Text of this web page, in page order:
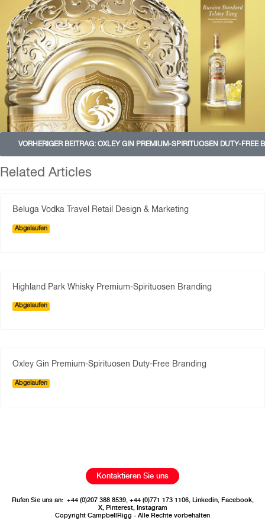
VORHERIGER BEITRAG: OXLEY GIN PREMIUM-SPIRITUOSEN DUTY-FREE
Related Articles
Beluga Vodka Travel Retail Design & Marketing
Abgelaufen
Highland Park Whisky Premium-Spirituosen Branding
Abgelaufen
Oxley Gin Premium-Spirituosen Duty-Free Branding
Abgelaufen
Kontaktieren Sie uns
Rufen Sie uns an: +44 (0)207 388 8539, +44 (0)771 173 1106, Linkedin, Facebook,
X, Pinterest, Instagram
Copyright CampbellRigg - Alle Rechte vorbehalten